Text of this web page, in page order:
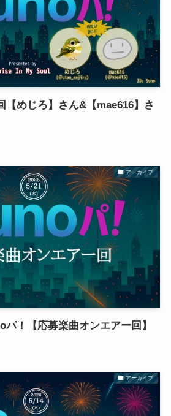
【めじろ】さん&【mae616】さ
アーカイブ
パ！【応募楽曲オンエアー回】
アーカイブ